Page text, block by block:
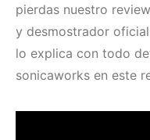
pierdas nuestro
y desmostrador
lo explica con todo
sonicaworks en este